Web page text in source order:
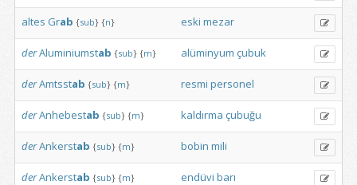
altes Grab {sub} {n} eski mezar
derAluminiumstab {sub} {m} alüminyum çubuk
derAmtsstab {sub} {m} resmi personel
derAnhebestab {sub} {m} kaldırma çubuğu
derAnkerstab {sub} {m} bobin mili
derAnkerstab {sub} {m} endüvi barı